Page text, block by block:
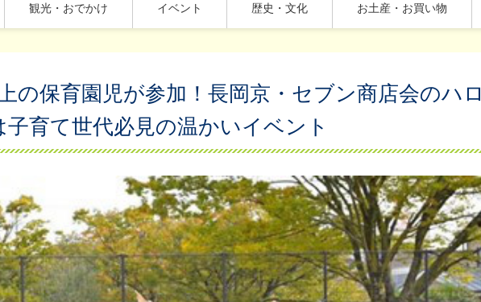
観光・おでかけ イベント 歴史・文化 お土産・お買い物
の保育園児が参加！長岡京・セブン商店会のハ
子育て世代必見の温かいイベント